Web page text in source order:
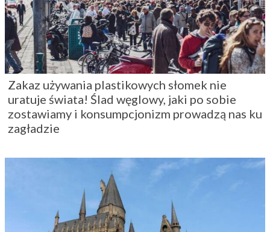
Zakaz używania plastikowych słomek nie
uratuje świata! Ślad węglowy, jaki po sobie
zostawiamy i konsumpcjonizm prowadzą nas ku
zagładzie